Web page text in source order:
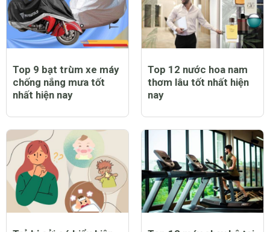
Top 9 bạt trùm xe máy
chống nắng mưa tốt
nhất hiện nay
Top 12 nước hoa nam
thơm lâu tốt nhất hiện
nay